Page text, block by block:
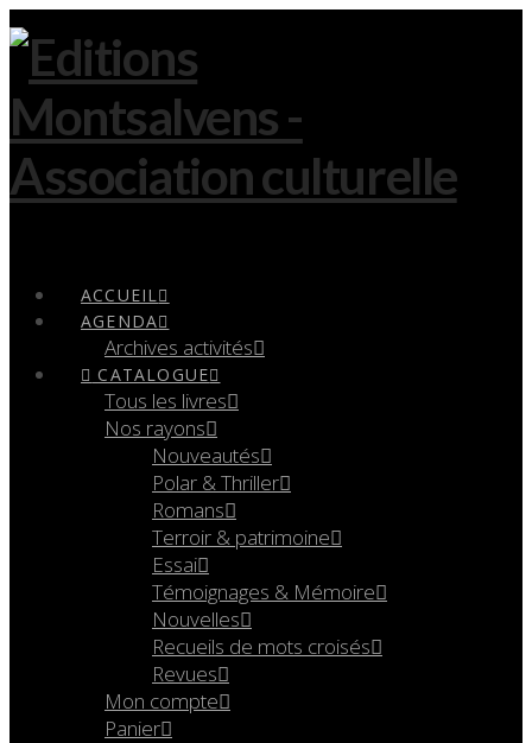
ACCUEIL
AGENDA
Archives activités
CATALOGUE
Tous les livres
Nos rayons
Nouveautés
Polar & Thriller
Romans
Terroir & patrimoine
Essai
Témoignages & Mémoire
Nouvelles
Recueils de mots croisés
Revues
Mon compte
Panier